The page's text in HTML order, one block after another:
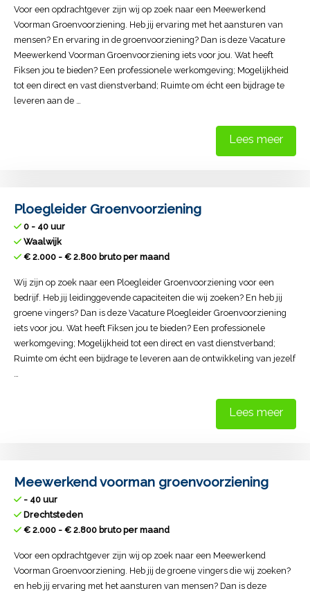
Voor een opdrachtgever zijn wij op zoek naar een Meewerkend
Voorman Groenvoorziening. Heb jij ervaring met het aansturen van
mensen? En ervaring in de groenvoorziening? Dan is deze Vacature
Meewerkend Voorman Groenvoorziening iets voor jou. Wat heeft
Fiksen jou te bieden? Een professionele werkomgeving; Mogelijkheid
tot een direct en vast dienstverband; Ruimte om écht een bijdrage te
leveren aan de …
Lees meer
Ploegleider Groenvoorziening
0 - 40 uur
Waalwijk
€ 2.000 - € 2.800 bruto per maand
Wij zijn op zoek naar een Ploegleider Groenvoorziening voor een
bedrijf. Heb jij leidinggevende capaciteiten die wij zoeken? En heb jij
groene vingers? Dan is deze Vacature Ploegleider Groenvoorziening
iets voor jou. Wat heeft Fiksen jou te bieden? Een professionele
werkomgeving; Mogelijkheid tot een direct en vast dienstverband;
Ruimte om écht een bijdrage te leveren aan de ontwikkeling van jezelf
…
Lees meer
Meewerkend voorman groenvoorziening
- 40 uur
Drechtsteden
€ 2.000 - € 2.800 bruto per maand
Voor een opdrachtgever zijn wij op zoek naar een Meewerkend
Voorman Groenvoorziening. Heb jij de groene vingers die wij zoeken?
en heb jij ervaring met het aansturen van mensen? Dan is deze